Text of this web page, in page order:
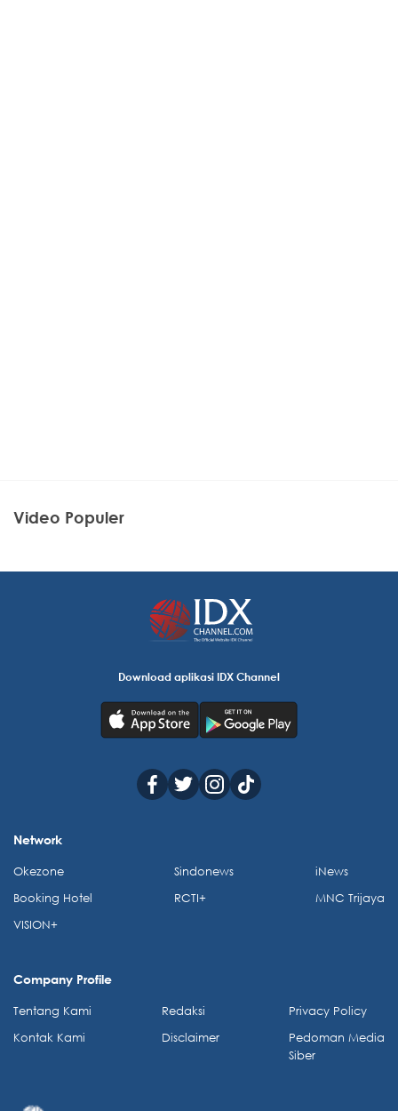
Video Populer
Download aplikasi IDX Channel
Network
Okezone
Booking Hotel
VISION+
Sindonews
RCTI+
iNews
MNC Trijaya
Company Profile
Tentang Kami
Kontak Kami
Redaksi
Disclaimer
Privacy Policy
Pedoman Media
Siber